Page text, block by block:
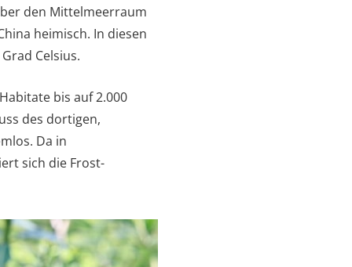
den Mittelmeerraum
heimisch. In diesen
Celsius.
bis auf 2.000
des dortigen,
Da in
sich die Frost-